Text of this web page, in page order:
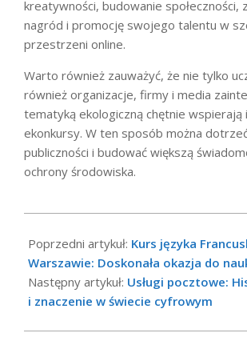
kreatywności, budowanie społeczności,
nagród i promocję swojego talentu w
przestrzeni online.
Warto również zauważyć, że nie tylko
również organizacje, firmy i media
tematyką ekologiczną chętnie wspierają
ekonkursy. W ten sposób można
publiczności i budować większą
ochrony środowiska.
06-
19
Poprzedni artykuł: Kurs języka
Warszawie: Doskonała okazja do
Następny artykuł: Usługi pocztowe:
i znaczenie w świecie cyfrowym